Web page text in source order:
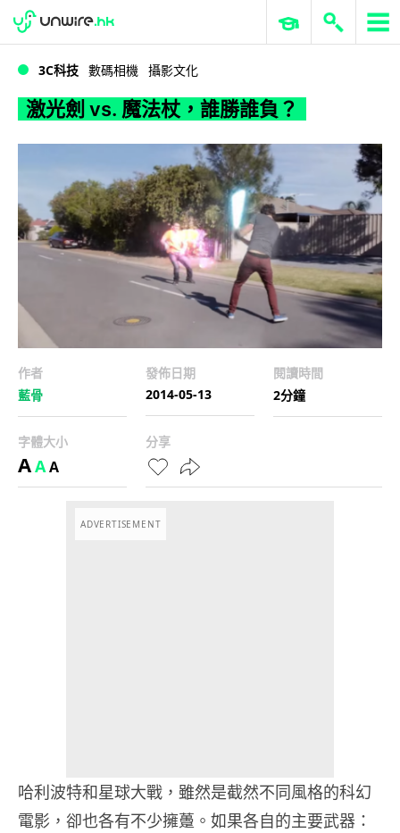
激光劍 vs. 魔法杖，誰勝誰負？
WWDC 2026 ERP 與商業 AI
3C科技 數碼相機 攝影文化
激光劍 vs. 魔法杖，誰勝誰負？
作者
藍骨
發佈日期
2014-05-13
閱讀時間
2分鐘
字體大小
AAA
分享
ADVERTISEMENT
哈利波特和星球大戰，雖然是截然不同風格的科幻
電影，卻也各有不少擁躉。如果各自的主要武器：